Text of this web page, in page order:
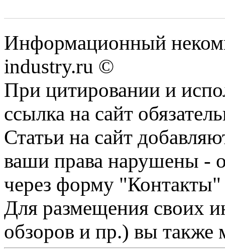
Информационный
industry.ru ©
При цитировании и
ссылка на сайт
Статьи на сайт
ваши права нарушены -
через форму "Контакты"
Для размещения своих
обзоров и пр.) вы также